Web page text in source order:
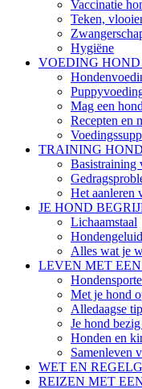
Vaccinatie
Teken,
Hygiëne
VOEDING HOND
Mag een
Recepten en
TRAINING HOND
Basistraining
Het aanleren
JE HOND
Lichaamstaal
Alles wat je
LEVEN MET
Met je hond
Alledaagse
Je hond
Honden en
Samenleven
WET EN
REIZEN MET